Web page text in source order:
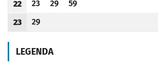
Godzina odjazdu
22
Odjazd
23
minut po godzinie 22
Odjazd
29
minut po godzinie 22
Odjazd
59
minut po godzinie 22
Godzina odjazdu
23
Odjazd
29
minut po godzinie 23
LEGENDA